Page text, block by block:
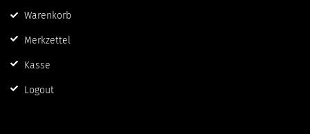
Warenkorb
Merkzettel
Kasse
Logout